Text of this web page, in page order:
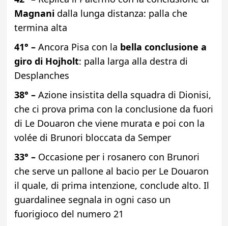
Magnanidalla lunga distanza: palla che
termina alta
41° –Ancora Pisa con la bella conclusione a
giro di Hojholt: palla larga alla destra di
Desplanches
38° – Azione insistita della squadra di Dionisi,
che ci prova prima con la conclusione da fuori
di Le Douaron che viene murata e poi con la
volée di Brunori bloccata da Semper
33° –Occasione per i rosanero con Brunori
che serve un pallone al bacio per Le Douaron
il quale, di prima intenzione, conclude alto. Il
guardalinee segnala in ogni caso un
fuorigioco del numero 21